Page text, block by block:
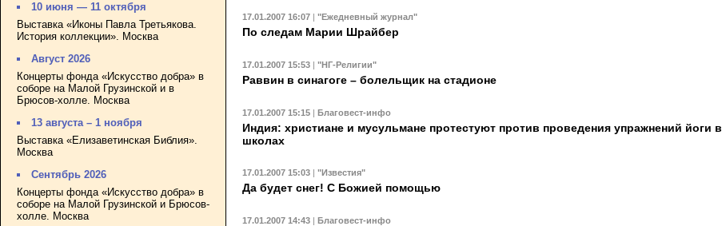
10 июня — 11 октября
Выставка «Иконы Павла Третьякова.
История коллекции». Москва
Август 2026
Концерты фонда «Искусство добра» в
соборе на Малой Грузинской и в
Брюсов-холле. Москва
13 августа – 1 ноября
Выставка «Елизаветинская Библия».
Москва
Сентябрь 2026
Концерты фонда «Искусство добра» в
соборе на Малой Грузинской и Брюсов-
холле. Москва
17.01.2007 16:07 "Ежедневный журнал"
По следам Марии Шрайбер
17.01.2007 15:53 | "НГ-Религии"
Раввин в синагоге – болельщик на стадионе
17.01.2007 15:15 | Благовест-инфо
Индия: христиане и мусульмане протестуют против проведения упражнений йоги в
школах
17.01.2007 15:03 "Известия"
Да будет снег! С Божией помощью
17.01.2007 14:43 | Благовест-инфо